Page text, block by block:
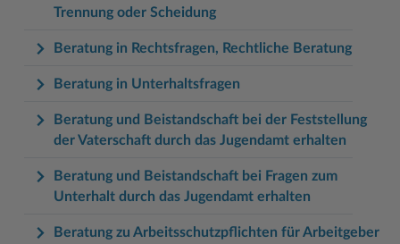
Trennung oder Scheidung
Beratung in Rechtsfragen, Rechtliche Beratung
Beratung in Unterhaltsfragen
Beratung und Beistandschaft bei der Feststellung
der Vaterschaft durch das Jugendamt erhalten
Beratung und Beistandschaft bei Fragen zum
Unterhalt durch das Jugendamt erhalten
Beratung zu Arbeitsschutzpflichten für Arbeitgeber